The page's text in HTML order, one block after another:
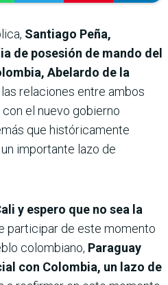
Santiago Peña,
de posesión de mando del
Abelardo de la
relaciones entre ambos
el nuevo gobierno
que históricamente
importante lazo de
y espero que no sea la
participar de este momento
colombiano, Paraguay
con Colombia, un lazo de